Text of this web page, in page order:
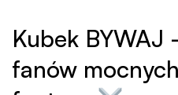
Kubek
fanów